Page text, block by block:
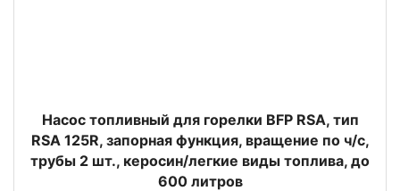
Насос топливный для горелки BFP RSA, тип
RSA 125R, запорная функция, вращение по ч/с,
трубы 2 шт., керосин/легкие виды топлива, до
600 литров